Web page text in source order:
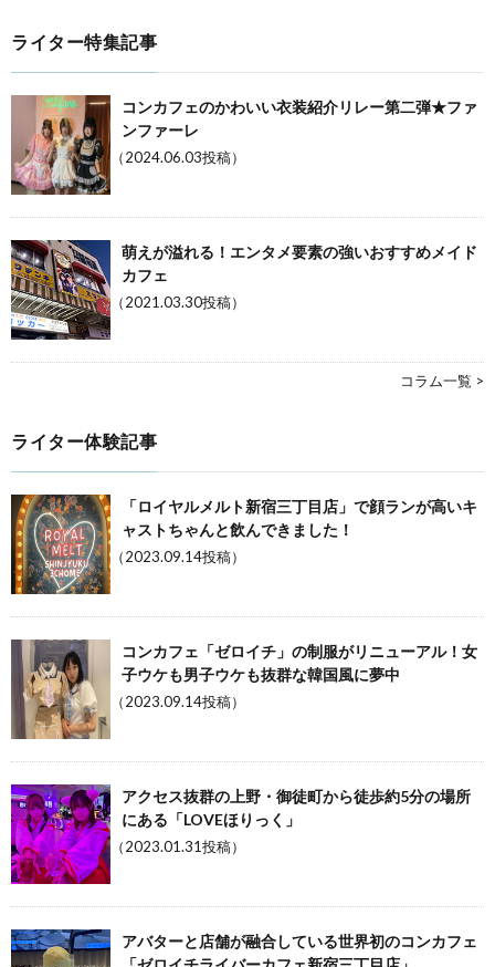
ライター特集記事
コンカフェのかわいい衣装紹介リレー第二弾★ファ
ンファーレ
（2024.06.03投稿）
萌えが溢れる！エンタメ要素の強いおすすめメイド
カフェ
（2021.03.30投稿）
コラム一覧 >
ライター体験記事
「ロイヤルメルト新宿三丁目店」で顔ランが高いキ
ャストちゃんと飲んできました！
（2023.09.14投稿）
コンカフェ「ゼロイチ」の制服がリニューアル！女
子ウケも男子ウケも抜群な韓国風に夢中
（2023.09.14投稿）
アクセス抜群の上野・御徒町から徒歩約5分の場所
にある「LOVEほりっく」
（2023.01.31投稿）
アバターと店舗が融合している世界初のコンカフェ